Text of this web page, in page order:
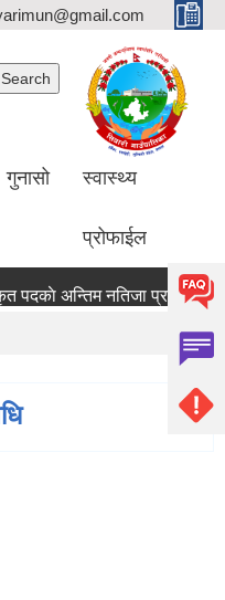
गुनासो स्वास्थ्य
प्रोफाईल
मेडिकल अधिकृत पदकाे अन्तिम नतिजा